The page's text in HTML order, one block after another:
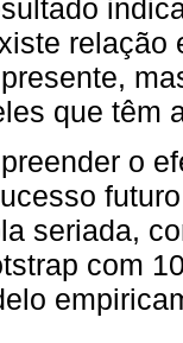
que têm
o
seriada,
com